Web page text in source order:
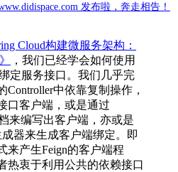
发布啦，奔走相告！
Cloud构建微服务架构：
，我们已经学会如何使用
定服务接口。我们几乎完
中依靠复制操作，
口客户端，或是通过
来编写出客户端，亦或是
器来生成客户端绑定。即
来产生Feign的客户端程
热衷于利用公共的依赖接口